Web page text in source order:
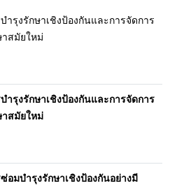
ำรุงรักษาเชิงป้องกันและการจัดการ
สมัยใหม่
ำรุงรักษาเชิงป้องกันและการจัดการ
าสมัยใหม่
อมบำรุงรักษาเชิงป้องกันอย่างมี